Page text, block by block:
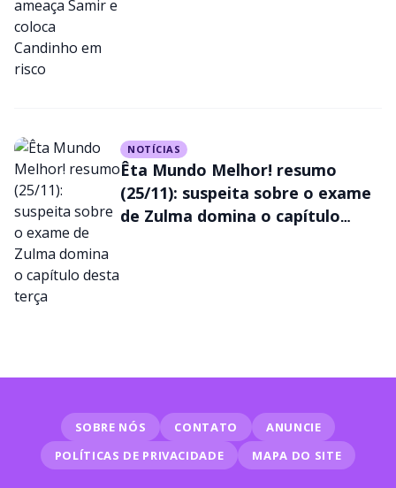
NOTÍCIAS
Êta Mundo Melhor! resumo
(25/11): suspeita sobre o exame
de Zulma domina o capítulo
SOBRE NÓS CONTATO
ANUNCIE
POLÍTICAS DE PRIVACIDADE
MAPA DO SITE